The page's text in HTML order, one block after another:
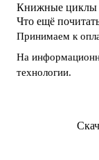
Книжные циклы
Что ещё
Принимаем к
На
технологии.